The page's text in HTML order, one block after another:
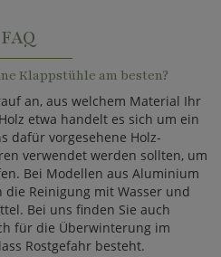
FAQ
Klappstühle am besten?
an, aus welchem Material Ihr
etwa handelt es sich um ein
dafür vorgesehene Holz-
verwendet werden sollten, um
Bei Modellen aus Aluminium
Reinigung mit Wasser und
Bei uns finden Sie auch
für die Überwinterung im
Rostgefahr besteht.